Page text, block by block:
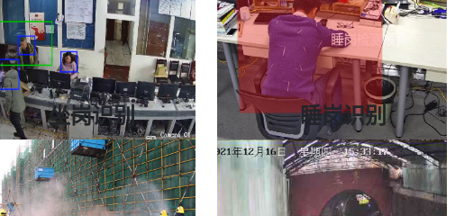
适用厨房、医院、社区、机场、商超等
适用于工地、化工、电力、矿山等
坐岗识别
准确率达到85％+
人工值守工作量大、异常行为报警等
适用于交通、生产、工地、电力等
睡岗识别
准确率达到95％+
值班人员缺岗、睡岗、离岗等监测
适用值班室、中控室、岗亭、办公室等